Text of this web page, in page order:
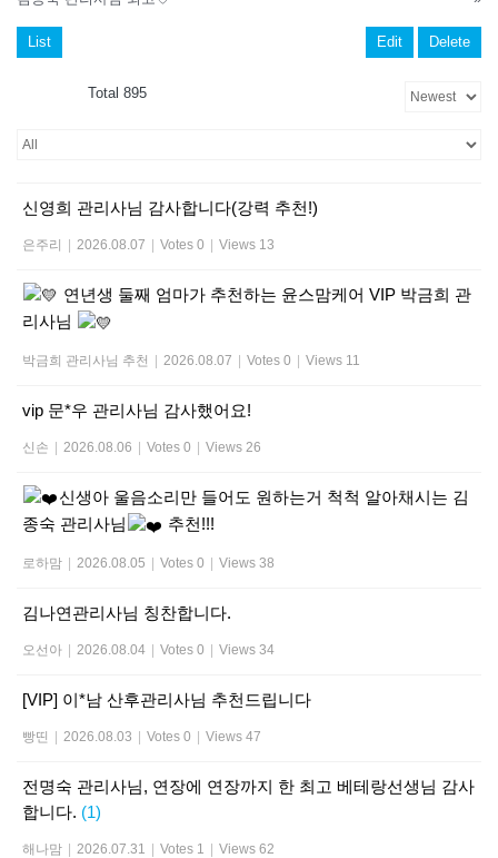
List Edit Delete
Total 895
신영희 관리사님 감사합니다(강력 추천!)
은주리 | 2026.08.07 | Votes 0 | Views 13
연년생 둘째 엄마가 추천하는 윤스맘케어 VIP 박금희 관
리사님
박금희 관리사님 추천 | 2026.08.07 | Votes 0 | Views 11
vip 문*우 관리사님 감사했어요!
신손 | 2026.08.06 | Votes 0 | Views 26
신생아 울음소리만 들어도 원하는거 척척 알아채시는 김
종숙 관리사님
추천!!!
로하맘 | 2026.08.05 | Votes 0 | Views 38
김나연관리사님 칭찬합니다.
오선아 | 2026.08.04 | Votes 0 | Views 34
[VIP] 이*남 산후관리사님 추천드립니다
빵띤 | 2026.08.03 | Votes 0 | Views 47
전명숙 관리사님, 연장에 연장까지 한 최고 베테랑선생님 감사
합니다. (1)
해나맘 | 2026.07.31 | Votes 1 | Views 62